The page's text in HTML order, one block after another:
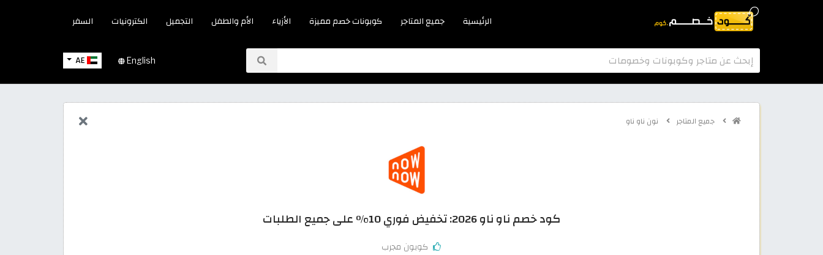
الرئيسية جميع المتاجر كوبونات خصم مميزة الأزياء الأم والطفل التجميل الكترونيات السفر
AE English
جميع المتاجر نون ناو ناو
كود خصم ناو ناو 2026: تخفيض فوري 10% على جميع الطلبات
كوبون مجرب